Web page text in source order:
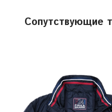
Сопутствующие